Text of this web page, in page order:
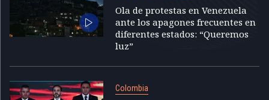
Ola de protestas en Venezuela
ante los apagones frecuentes en
diferentes estados: “Queremos
luz”
Colombia